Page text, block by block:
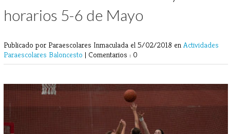
horarios 5-6 de Mayo
Publicado por Paraescolares Inmaculada el 5/02/2018 en Actividades
Paraescolares Baloncesto | Comentarios : 0